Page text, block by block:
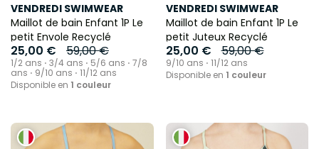
VENDREDI SWIMWEAR
Maillot de bain Enfant 1P Le
petit Envole Recyclé
25,00 € 59,00 €
1/2 ans ⋅ 3/4 ans ⋅ 5/6 ans ⋅ 7/8
ans ⋅ 9/10 ans ⋅ 11/12 ans
Disponible en 1 couleur
VENDREDI SWIMWEAR
Maillot de bain Enfant 1P Le
petit Juteux Recyclé
25,00 € 59,00 €
9/10 ans ⋅ 11/12 ans
Disponible en 1 couleur